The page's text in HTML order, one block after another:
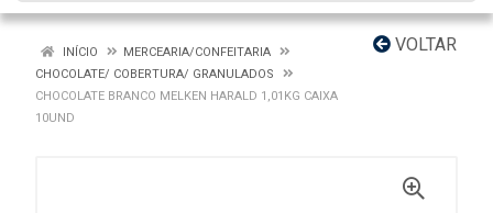
VOLTAR
INÍCIO
MERCEARIA/CONFEITARIA
CHOCOLATE/ COBERTURA/ GRANULADOS
CHOCOLATE BRANCO MELKEN HARALD 1,01KG CAIXA
10UND